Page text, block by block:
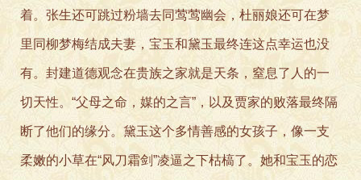
着。张生还可跳过粉墙去同莺莺幽会，杜丽娘还可在梦
里同柳梦梅结成夫妻，宝玉和黛玉最终连这点幸运也没
有。封建道德观念在贵族之家就是天条，窒息了人的一
切天性。“父母之命，媒的之言”，以及贾家的败落最终隔
断了他们的缘分。黛玉这个多情善感的女孩子，像一支
柔嫩的小草在“风刀霜剑”凌逼之下枯槁了。她和宝玉的恋